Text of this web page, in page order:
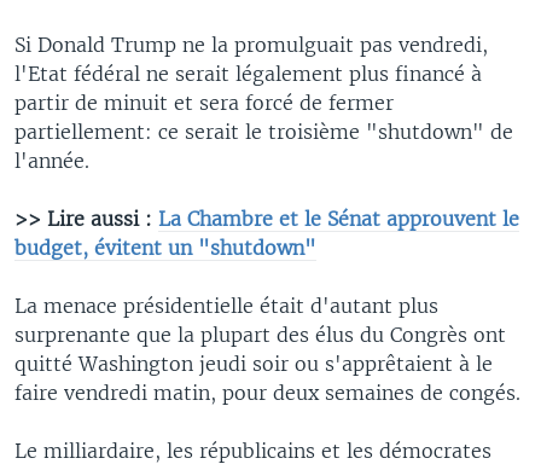
Si Donald Trump ne la promulguait pas vendredi,
l'Etat fédéral ne serait légalement plus financé à
partir de minuit et sera forcé de fermer
partiellement: ce serait le troisième "shutdown" de
l'année.
>> Lire aussi : La Chambre et le Sénat approuvent le
budget, évitent un "shutdown"
La menace présidentielle était d'autant plus
surprenante que la plupart des élus du Congrès ont
quitté Washington jeudi soir ou s'apprêtaient à le
faire vendredi matin, pour deux semaines de congés.
Le milliardaire, les républicains et les démocrates